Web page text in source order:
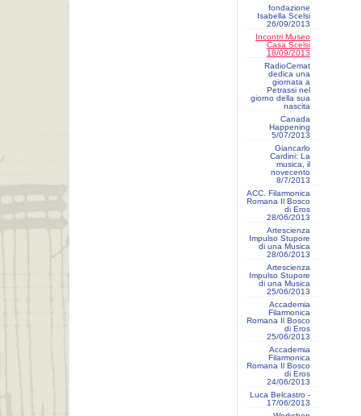
fondazione
Isabella Scelsi
26/09/2013
Incontri Museo
Casa Scelsi
18/09/2013
RadioCemat
dedica una
giornata a
Petrassi nel
giorno della sua
nascita
Canada
Happening
5/07/2013
Giancarlo
Cardini: La
musica, il
novecento
8/7/2013
ACC. Filarmonica
Romana Il Bosco
di Eros
28/06/2013
Artescienza
Impulso Stupore
di una Musica
28/06/2013
Artescienza
Impulso Stupore
di una Musica
25/06/2013
Accademia
Filarmonica
Romana Il Bosco
di Eros
25/06/2013
Accademia
Filarmonica
Romana Il Bosco
di Eros
24/06/2013
Luca Belcastro -
17/06/2013